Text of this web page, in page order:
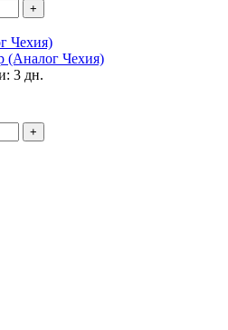
+
(Аналог Чехия)
3 дн.
+